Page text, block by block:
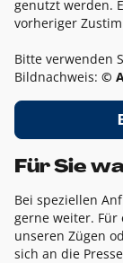
genutzt werden.
vorheriger
Bitte verwenden
Bildnachweis: ©
Für Sie
Bei speziellen
gerne weiter. Für
unseren Zügen
sich an die